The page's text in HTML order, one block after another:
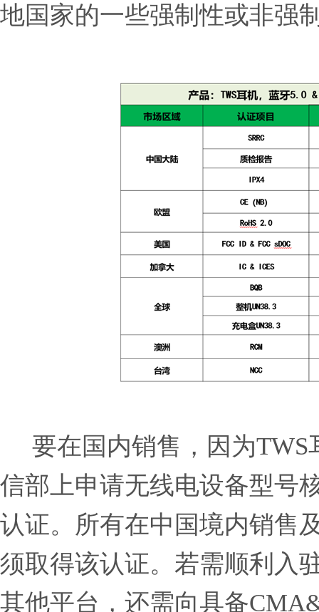
地国家的一些强制性或非强
要在国内销售，因为TWS
信部上申请无线电设备型
认证。所有在中国境内销售
须取得该认证。若需顺利入
其他平台，还需向具备